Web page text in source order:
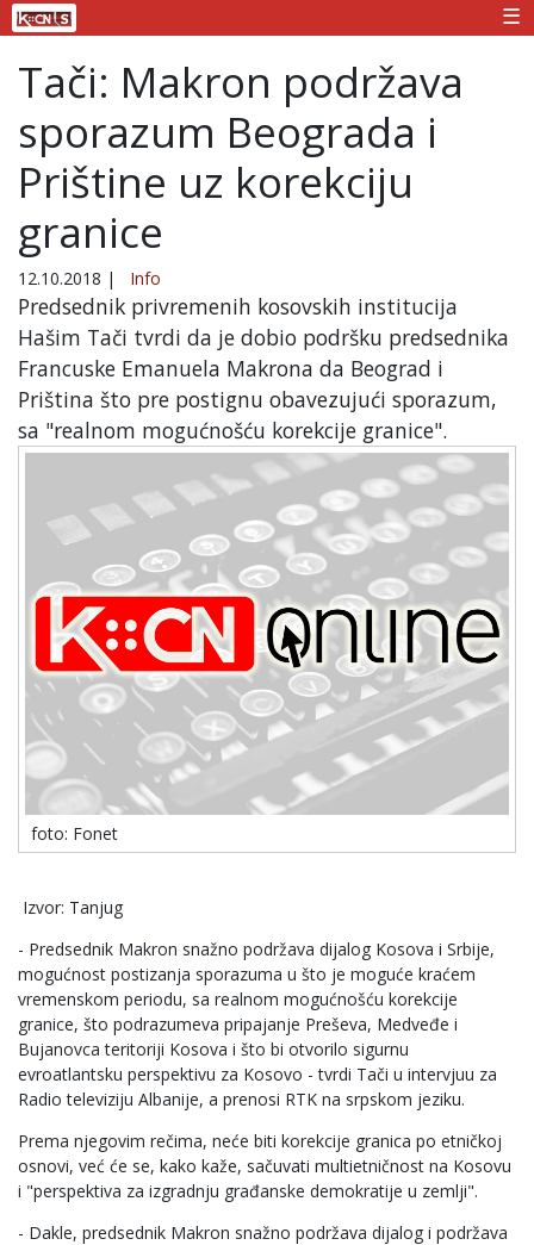
☰
Tači: Makron podržava
sporazum Beograda i
Prištine uz korekciju
granice
12.10.2018 | Info
Predsednik privremenih kosovskih institucija
Hašim Tači tvrdi da je dobio podršku predsednika
Francuske Emanuela Makrona da Beograd i
Priština što pre postignu obavezujući sporazum,
sa "realnom mogućnošću korekcije granice".
foto: Fonet
Izvor: Tanjug
- Predsednik Makron snažno podržava dijalog Kosova i Srbije,
mogućnost postizanja sporazuma u što je moguće kraćem
vremenskom periodu, sa realnom mogućnošću korekcije
granice, što podrazumeva pripajanje Preševa, Medveđe i
Bujanovca teritoriji Kosova i što bi otvorilo sigurnu
evroatlantsku perspektivu za Kosovo - tvrdi Tači u intervjuu za
Radio televiziju Albanije, a prenosi RTK na srpskom jeziku.
Prema njegovim rečima, neće biti korekcije granica po etničkoj
osnovi, već će se, kako kaže, sačuvati multietničnost na Kosovu
i "perspektiva za izgradnju građanske demokratije u zemlji".
- Dakle, predsednik Makron snažno podržava dijalog i podržava